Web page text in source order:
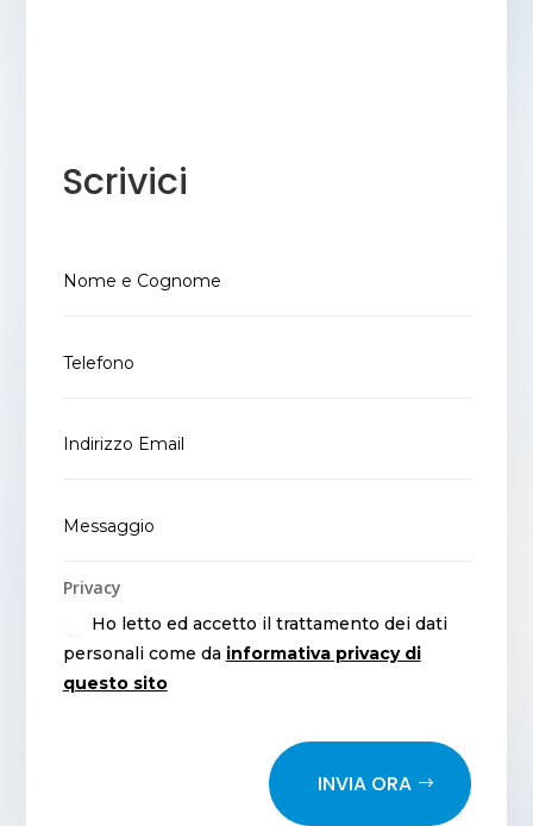
Scrivici
Privacy
Ho letto ed accetto il trattamento dei dati
personali come da informativa privacy di
questo sito
INVIA ORA